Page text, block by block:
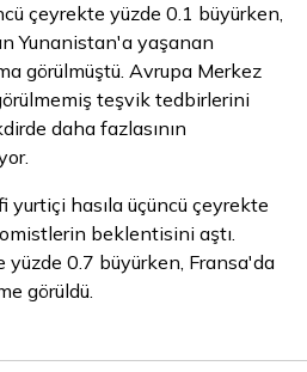
çeyrekte yüzde 0.1 büyürken,
Yunanistan'a yaşanan
görülmüştü. Avrupa Merkez
teşvik tedbirlerini
daha fazlasının
yurtiçi hasıla üçüncü çeyrekte
beklentisini aştı.
yüzde 0.7 büyürken, Fransa'da
görüldü.